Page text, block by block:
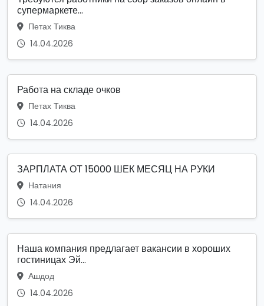
супермаркете...
Петах Тиква
14.04.2026
Работа на складе очков
Петах Тиква
14.04.2026
ЗАРПЛАТА ОТ 15000 ШЕК МЕСЯЦ НА РУКИ
Натания
14.04.2026
Наша компания предлагает вакансии в хороших
гостиницах Эй...
Ашдод
14.04.2026